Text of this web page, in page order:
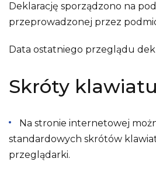
Deklarację sporządzono na
przeprowadzonej przez
Data ostatniego przeglądu
Skróty
Na stronie internetowej
standardowych skrótów
przeglądarki.